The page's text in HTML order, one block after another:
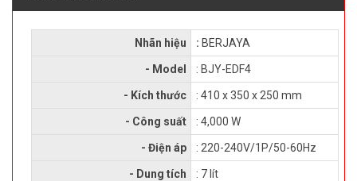
Nhãn hiệu : BERJAYA
- Model : BJY-EDF4
- Kích thước : 410 x 350 x 250 mm
- Công suất : 4,000 W
- Điện áp : 220-240V/1P/50-60Hz
- Dung tích : 7 lít